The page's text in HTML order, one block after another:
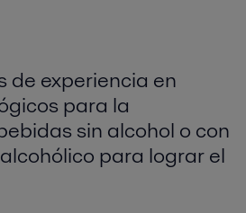
de experiencia en
para la
sin alcohol o con
para lograr el